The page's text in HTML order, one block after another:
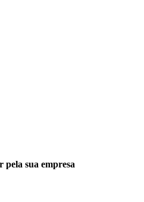
pela sua empresa